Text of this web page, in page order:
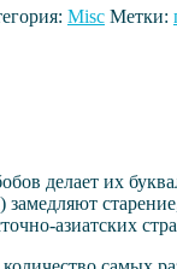
Misc Метки:
делает их
азиатских